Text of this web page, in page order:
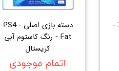
دسته بازی Xbox One -
دسته بازی اصلی PS4 -
Fat - رنگ کاستوم آبی
کریستال
اتمام موجودی